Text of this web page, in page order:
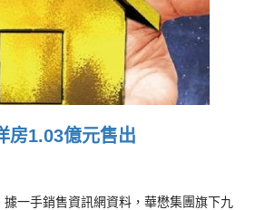
房1.03億元售出
一手銷售資訊網資料，華懋集團旗下九